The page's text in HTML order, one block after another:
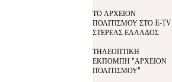
ΤΟ ΑΡΧΕΙΟΝ
ΠΟΛΙΤΙΣΜΟΥ ΣΤΟ E-TV
ΣΤΕΡΕΑΣ ΕΛΛΑΔΟΣ
ΤΗΛΕΟΠΤΙΚΗ
ΕΚΠΟΜΠΗ "ΑΡΧΕΙΟΝ
ΠΟΛΙΤΙΣΜΟΥ"